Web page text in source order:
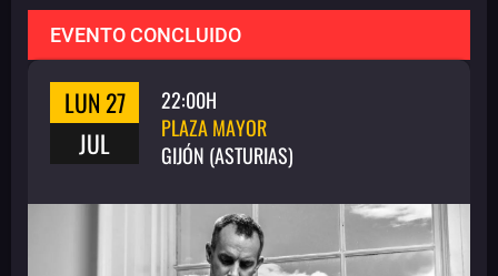
EVENTO CONCLUIDO
LUN 27
JUL
22:00H
PLAZA MAYOR
GIJÓN (ASTURIAS)